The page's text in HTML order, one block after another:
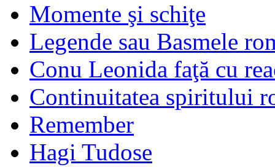
Momente şi schiţe
Legende sau Basmele
Conu Leonida faţă cu
Continuitatea spiritului
Remember
Hagi Tudose